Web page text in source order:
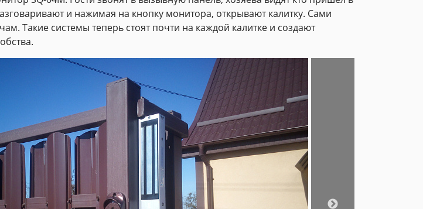
и нажимая на кнопку монитора, открывают калитку. Сами
Такие системы теперь стоят почти на каждой калитке и создают